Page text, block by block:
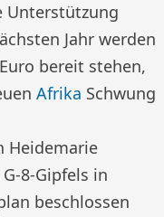
Unterstützung
Jahr werden
bereit stehen,
Afrika Schwung
Heidemarie
8-Gipfels in
beschlossen